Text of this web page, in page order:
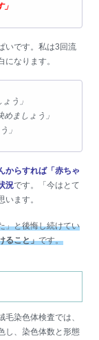
いです。私は3回流
なります。
う」
めましょう」
」
からすれば「赤ちゃ
況です。「今はとて
ます。
」と後悔し続けてい
ること」です。
毛染色体検査では、
し、染色体数と形態